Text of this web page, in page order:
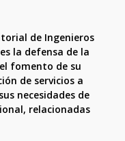
de Ingenieros
la defensa de la
fomento de su
de servicios a
necesidades de
relacionadas